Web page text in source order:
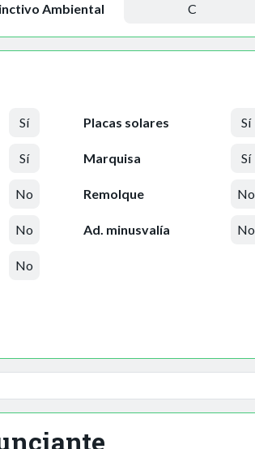
Ambiental C
Sí
Sí
No
No
No
Placas solares Sí
Marquisa Sí
Remolque No
Ad. minusvalía No